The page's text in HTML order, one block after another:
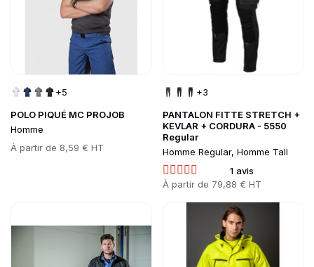
POLO PIQUÉ MC PROJOB
Homme
Prix
À partir de 8,59 € HT
+5
PANTALON FITTE STRETCH +
KEVLAR + CORDURA - 5550
Regular
Homme Regular, Homme Tall
1 avis
Prix
À partir de 79,88 € HT
+3
Go to product page